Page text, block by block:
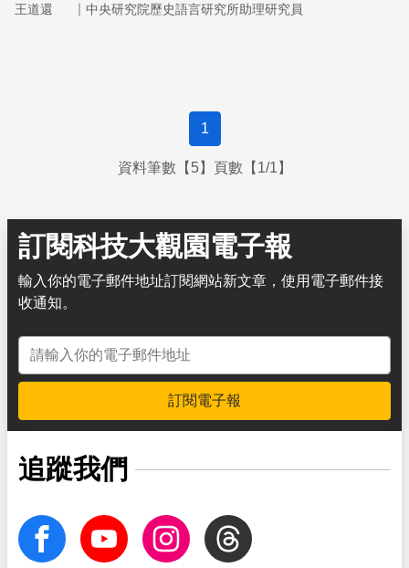
需約20秒就能走出實驗場；要是沒有月亮，只有星星，則
王道還 ｜ 中央研究院歷史語言研究所助理研究員
1
資料筆數【5】頁數【1/1】
訂閱科技大觀園電子報
輸入你的電子郵件地址訂閱網站新文章，使用電子郵件接
收通知。
電子郵件地址
訂閱電子報
追蹤我們
facebook Youtube InstagramThreads